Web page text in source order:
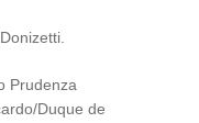
Prudenza
Duque de